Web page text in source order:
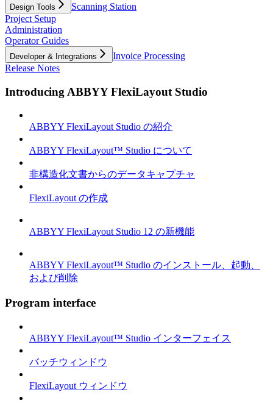
Design Tools
Scanning Station
Project Setup
Administration
Operator Guides
Developer & Integrations
Invoice Processing
Release Notes
Introducing ABBYY FlexiLayout Studio
ABBYY FlexiLayout Studio の紹介
ABBYY FlexiLayout™ Studio について
非構造化文書からのデータキャプチャ
FlexiLayout の作成
ABBYY FlexiLayout Studio 12 の新機能
ABBYY FlexiLayout™ Studio のインストール、起動、
および削除
Program interface
ABBYY FlexiLayout™ Studio インターフェイス
バッチウィンドウ
FlexiLayout ウィンドウ